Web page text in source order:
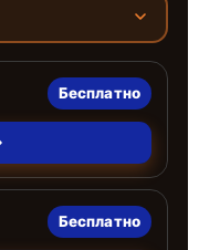
Бесплатно
Бесплатно